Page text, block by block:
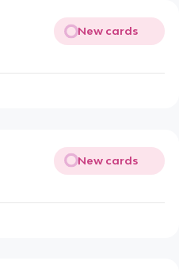
New cards
New cards